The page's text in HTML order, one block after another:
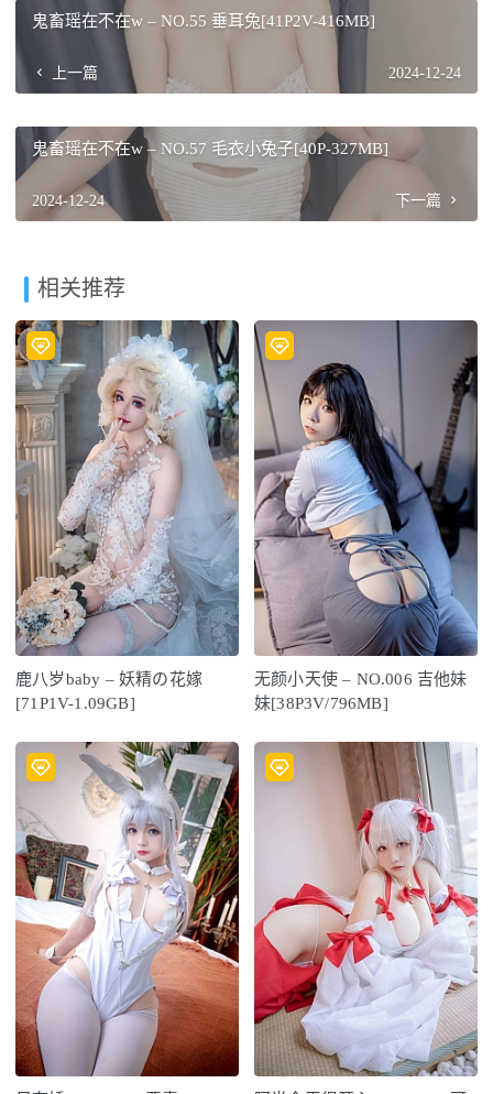
鬼畜瑶在不在w – NO.55 垂耳兔[41P2V-416MB]
上一篇 2024-12-24
鬼畜瑶在不在w – NO.57 毛衣小兔子[40P-327MB]
2024-12-24 下一篇
相关推荐
鹿八岁baby – 妖精の花嫁
[71P1V-1.09GB]
无颜小天使 – NO.006 吉他妹
妹[38P3V/796MB]